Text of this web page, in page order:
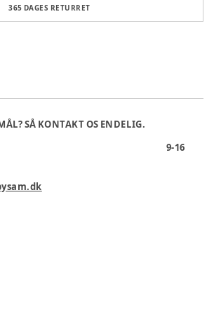
365 DAGES RETURRET
SÅ KONTAKT OS ENDELIG.
9-16